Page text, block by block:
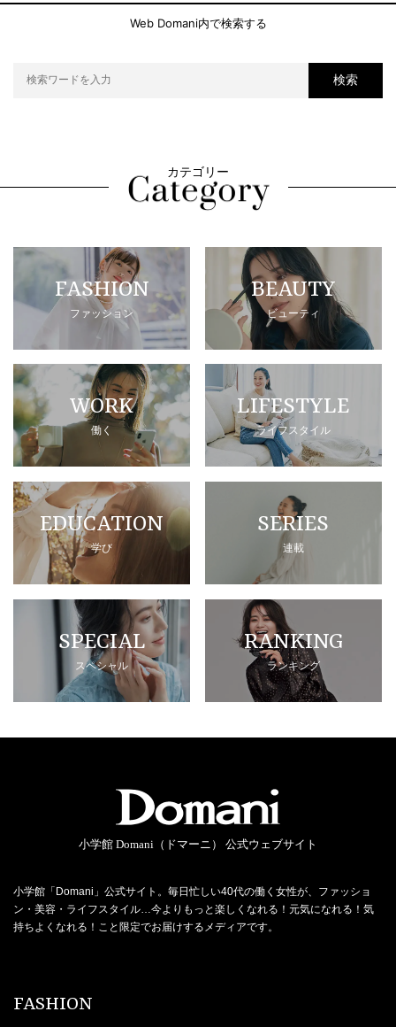
Web Domani内で検索する
検索
カテゴリー
FASHION
ファッション
BEAUTY
ビューティ
WORK
働く
LIFESTYLE
ライフスタイル
EDUCATION
学び
SERIES
連載
SPECIAL
スペシャル
RANKING
ランキング
小学館 Domani（ドマーニ） 公式ウェブサイト
小学館「Domani」公式サイト。毎日忙しい40代の働く女性が、ファッショ
ン・美容・ライフスタイル…今よりもっと楽しくなれる！元気になれる！気
持ちよくなれる！こと限定でお届けするメディアです。
FASHION